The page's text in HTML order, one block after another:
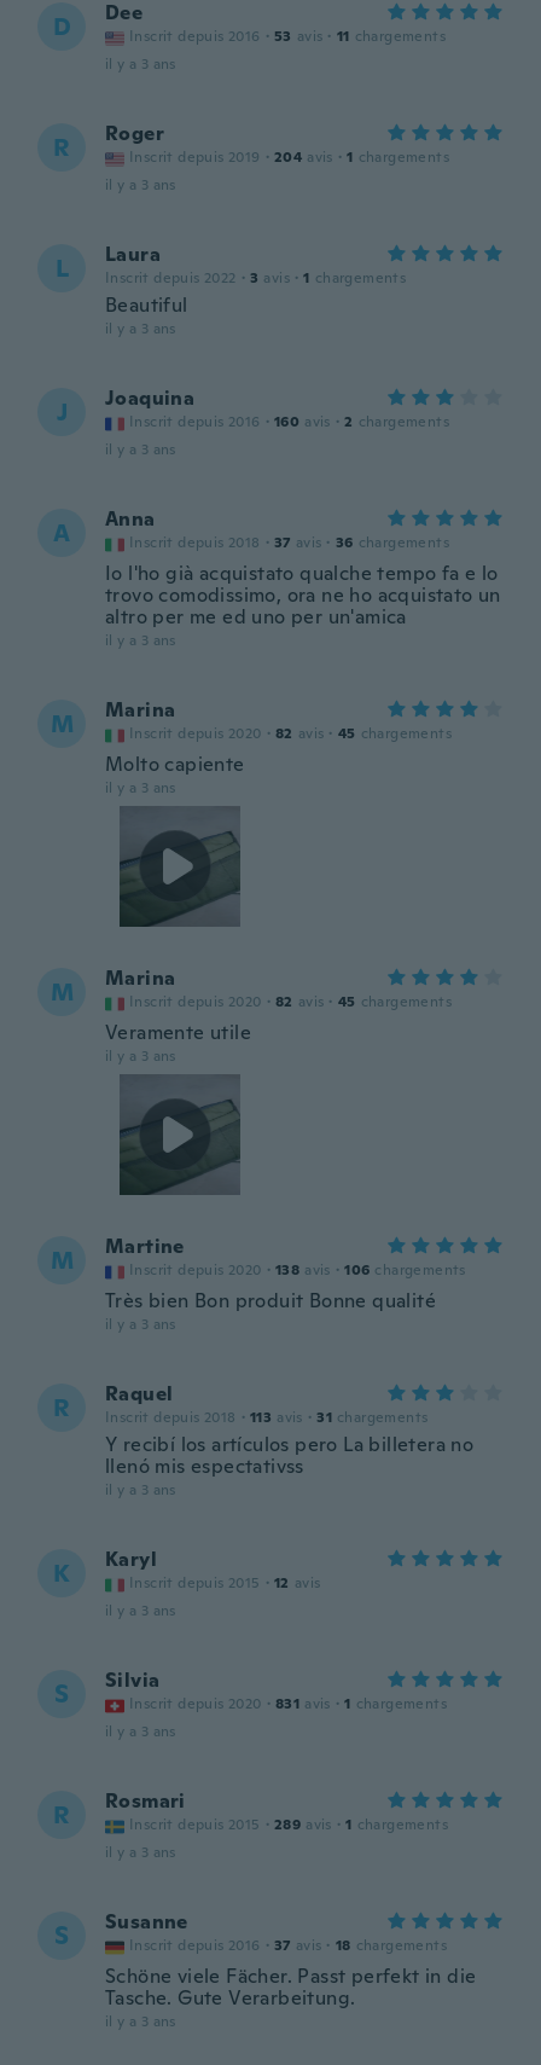
D Dee
Inscrit depuis 2016 · 53 avis · 11 chargements
il y a 3 ans
R Roger
Inscrit depuis 2019 · 204 avis · 1 chargements
il y a 3 ans
L Laura
Inscrit depuis 2022 · 3 avis · 1 chargements
Beautiful
il y a 3 ans
J Joaquina
Inscrit depuis 2016 · 160 avis · 2 chargements
il y a 3 ans
A Anna
Inscrit depuis 2018 · 37 avis · 36 chargements
Io l'ho già acquistato qualche tempo fa e lo
trovo comodissimo, ora ne ho acquistato un
altro per me ed uno per un'amica
il y a 3 ans
M Marina
Inscrit depuis 2020 · 82 avis · 45 chargements
Molto capiente
il y a 3 ans
M Marina
Inscrit depuis 2020 · 82 avis · 45 chargements
Veramente utile
il y a 3 ans
M Martine
Inscrit depuis 2020 · 138 avis · 106 chargements
Très bien Bon produit Bonne qualité
il y a 3 ans
R Raquel
Inscrit depuis 2018 · 113 avis · 31 chargements
Y recibí los artículos pero La billetera no
llenó mis espectativss
il y a 3 ans
K Karyl
Inscrit depuis 2015 · 12 avis
il y a 3 ans
S Silvia
Inscrit depuis 2020 · 831 avis · 1 chargements
il y a 3 ans
R Rosmari
Inscrit depuis 2015 · 289 avis · 1 chargements
il y a 3 ans
S Susanne
Inscrit depuis 2016 · 37 avis · 18 chargements
Schöne viele Fächer. Passt perfekt in die
Tasche. Gute Verarbeitung.
il y a 3 ans